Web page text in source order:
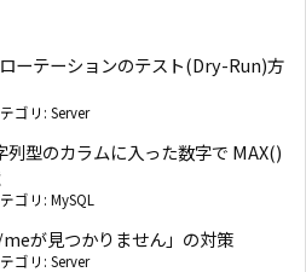
テーションのテスト(Dry-Run)方
ゴリ: Server
型のカラムに入った数字で MAX()
ゴリ: MySQL
が見つかりません」の対策
ゴリ: Server